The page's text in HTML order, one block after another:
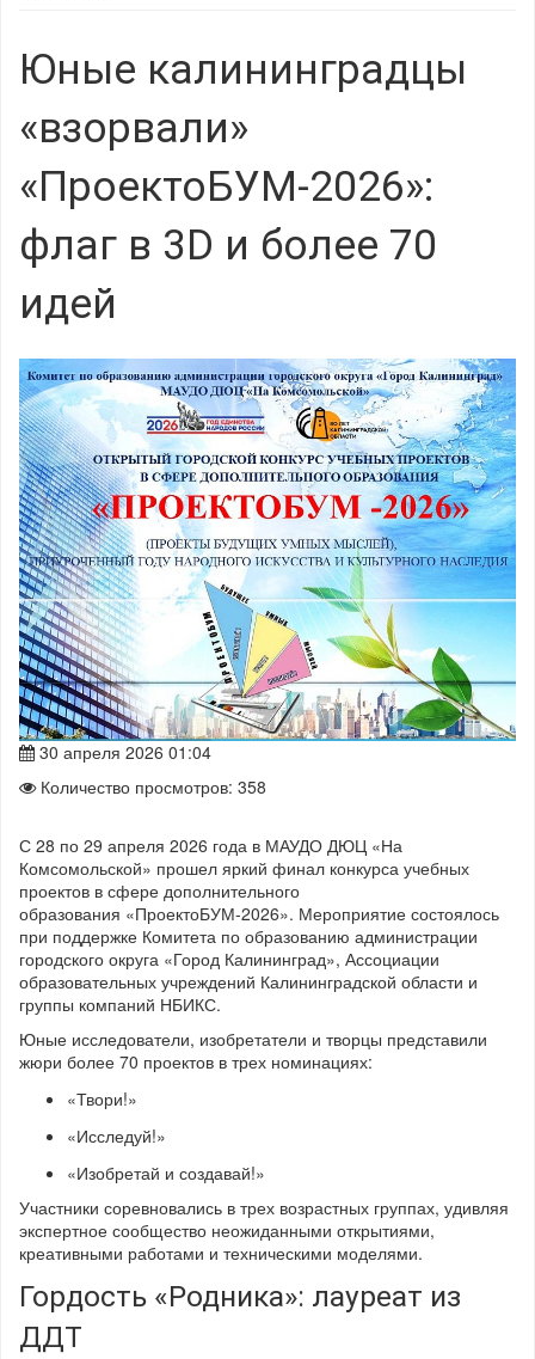
Юные калининградцы
«взорвали»
«ПроектоБУМ-2026»:
флаг в 3D и более 70
идей
30 апреля 2026 01:04
Количество просмотров: 358
С 28 по 29 апреля 2026 года в МАУДО ДЮЦ «На
Комсомольской» прошел яркий финал конкурса учебных
проектов в сфере дополнительного
образования «ПроектоБУМ-2026». Мероприятие состоялось
при поддержке Комитета по образованию администрации
городского округа «Город Калининград», Ассоциации
образовательных учреждений Калининградской области и
группы компаний НБИКС.
Юные исследователи, изобретатели и творцы представили
жюри более 70 проектов в трех номинациях:
«Твори!»
«Исследуй!»
«Изобретай и создавай!»
Участники соревновались в трех возрастных группах, удивляя
экспертное сообщество неожиданными открытиями,
креативными работами и техническими моделями.
Гордость «Родника»: лауреат из
ДДТ